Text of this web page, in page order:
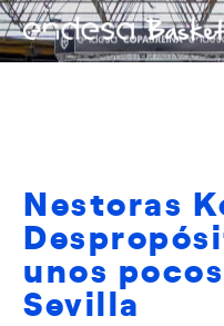
Nestoras
unos
Sevilla